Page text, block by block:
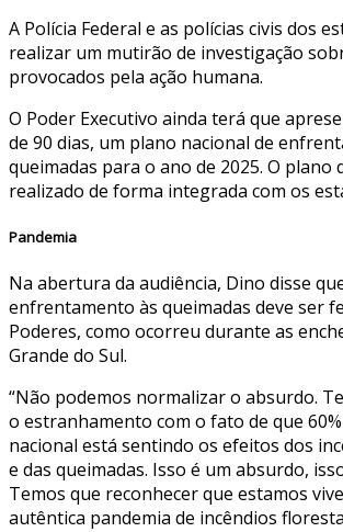
A Polícia Federal e as polícias civis dos
realizar um mutirão de investigação
provocados pela ação humana.
O Poder Executivo ainda terá que
de 90 dias, um plano nacional de
queimadas para o ano de 2025. O plano
realizado de forma integrada com os
Pandemia
Na abertura da audiência, Dino disse
enfrentamento às queimadas deve ser
Poderes, como ocorreu durante as
Grande do Sul.
“Não podemos normalizar o absurdo.
o estranhamento com o fato de que
nacional está sentindo os efeitos dos
e das queimadas. Isso é um absurdo,
Temos que reconhecer que estamos
autêntica pandemia de incêndios